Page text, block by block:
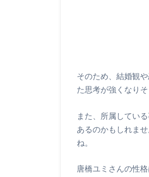
そのため、結婚観
た思考が強くなりそ
また、所属してい
あるのかもしれま
ね。
唐橋ユミさんの性